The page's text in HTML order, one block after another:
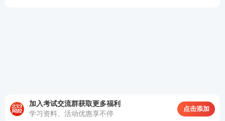
学霸君简单的理解：使学生获得逻辑严密和条理清晰
的文化知识而设置的不同科目课程。
加入考试交流群获取更多福利
学习资料、活动优惠享不停
点击添加